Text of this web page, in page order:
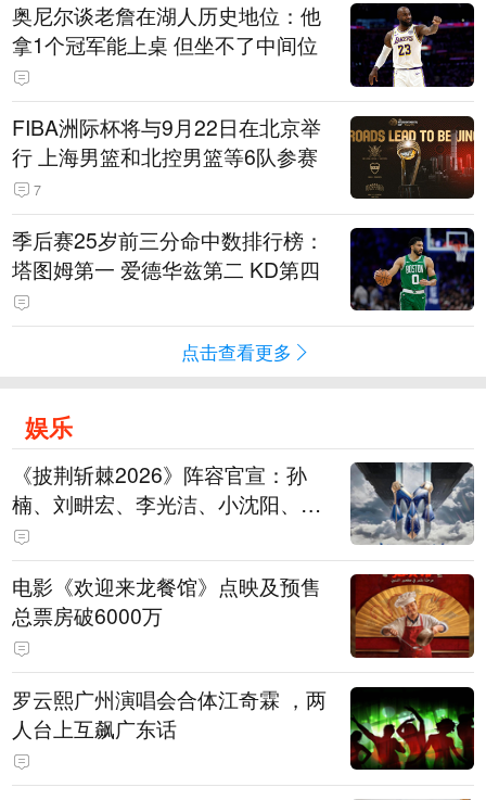
奥尼尔谈老詹在湖人历史地位：他
拿1个冠军能上桌 但坐不了中间位
FIBA洲际杯将与9月22日在北京举
行 上海男篮和北控男篮等6队参赛
7
季后赛25岁前三分命中数排行榜：
塔图姆第一 爱德华兹第二 KD第四
点击查看更多
娱乐
《披荆斩棘2026》阵容官宣：孙
楠、刘畊宏、李光洁、小沈阳、余
文乐、王传君等28位艺人
电影《欢迎来龙餐馆》点映及预售
总票房破6000万
罗云熙广州演唱会合体江奇霖 ，两
人台上互飙广东话